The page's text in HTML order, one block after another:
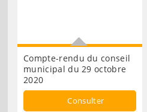
Compte-rendu du conseil
municipal du 29 octobre
2020
CONSEIL MUNICIPAL
Consulter